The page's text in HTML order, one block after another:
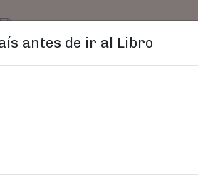
antes de ir al Libro
Fotografía De
Triunfa En El Mundo